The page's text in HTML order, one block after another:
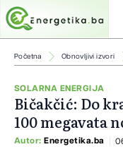
Početna Obnovljivi izvori
SOLARNA ENERGIJA
Bičakčić: Do
100 megavata
Autor: Energetika.ba